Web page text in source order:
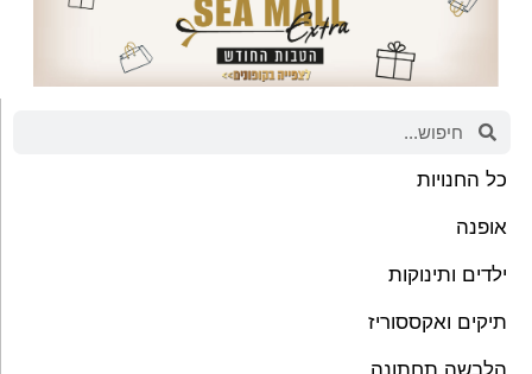
כל החנויות
אופנה
ילדים ותינוקות
תיקים ואקססוריז